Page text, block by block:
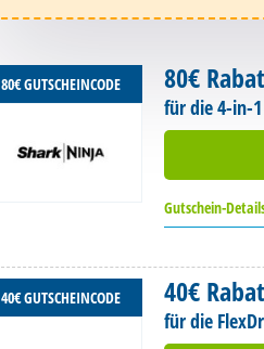
80€ GUTSCHEINCODE 80€
für die 4-in-
Gutschein-
40€ GUTSCHEINCODE 40€
für die